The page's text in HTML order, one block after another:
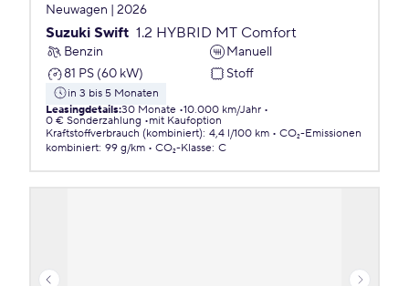
Neuwagen | 2026
Suzuki Swift 1.2 HYBRID MT Comfort
Benzin
Manuell
81 PS (60 kW)
Stoff
in 3 bis 5 Monaten
Leasingdetails:30 Monate 10.000 km/Jahr
0 € Sonderzahlung
mit Kaufoption
Kraftstoffverbrauch (kombiniert): 4,4 l/100 km
CO₂-Emissionen
kombiniert: 99 g/km CO₂-Klasse: C